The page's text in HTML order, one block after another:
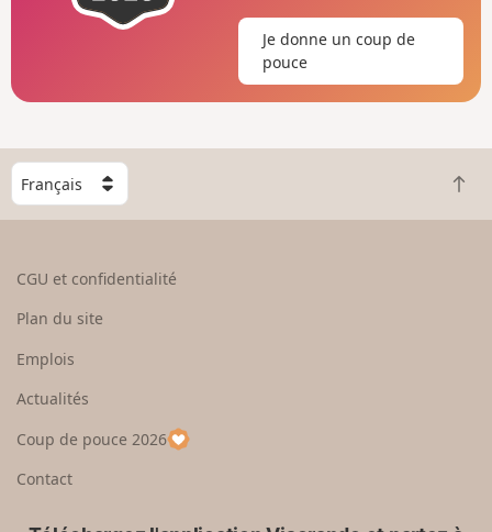
Je donne un coup de
pouce
C
h
o
e
u
p
a
R
e
CGU et confidentialité
Plan du site
Emplois
Actualités
Coup de pouce 2026
Contact